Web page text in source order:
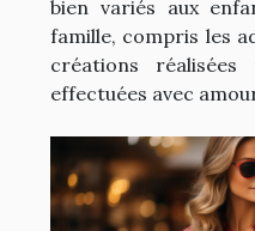
bien variés aux
famille, compris les
créations
effectuées avec